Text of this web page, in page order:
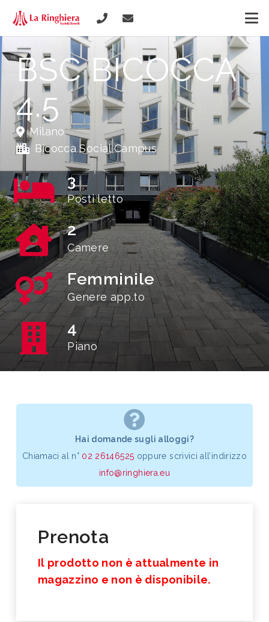
BSC BICOCCA
4.5
Milano
Bicocca Social Campus
3
Posti letto
2
Camere
Femminile
Genere app.to
4
Piano
Hai domande sugli alloggi?
Chiamaci al n° 02 26146525 oppure scrivici all’indirizzo
info@ringhiera.eu
Prenota
Il prodotto non è attualmente in
magazzino e non è disponibile.